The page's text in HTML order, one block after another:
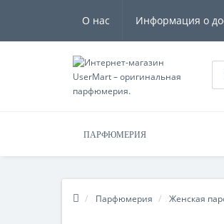
О нас Информация о
ПАРФЮМЕРИЯ
Парфюмерия Женская